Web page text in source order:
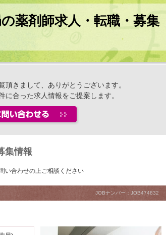
薬剤師求人・転職・募集
きまして、ありがとうございます。
合った求人情報をご提案します。
集情報
い合わせの上ご相談ください
JOBナンバー：JOB474832